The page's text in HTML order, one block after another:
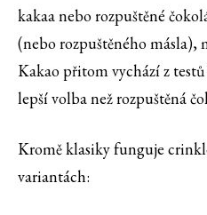
kakaa nebo rozpuštěné
(nebo rozpuštěného másla),
Kakao přitom vychází z
lepší volba než rozpuštěná
Kromě klasiky funguje
variantách: